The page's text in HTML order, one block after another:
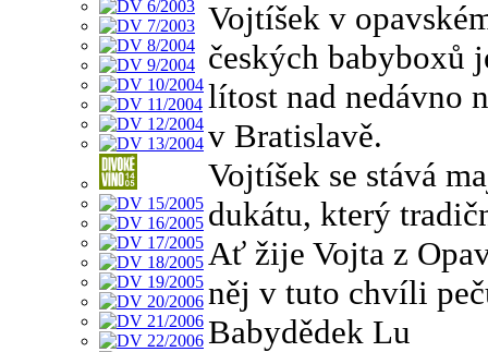
Vojtíšek v
českých babyboxů
lítost nad nedávno
v Bratislavě.
Vojtíšek se stává
dukátu, který
Ať žije Vojta z
něj v tuto chvíli
Babydědek Lu